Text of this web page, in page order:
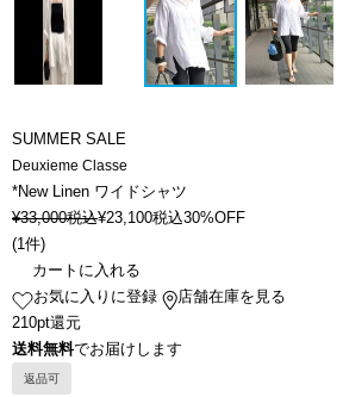
SUMMER SALE
Deuxieme Classe
*New Linen ワイドシャツ
¥33,000税込¥23,100税込30%OFF
(1件)
カートに入れる
お気に入りに登録
店舗在庫を見る
210pt還元
送料無料でお届けします
返品可